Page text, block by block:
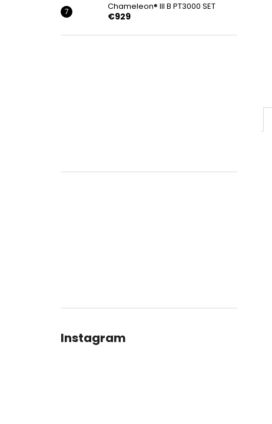
Chameleon® III B PT3000 SET
€929
Instagram